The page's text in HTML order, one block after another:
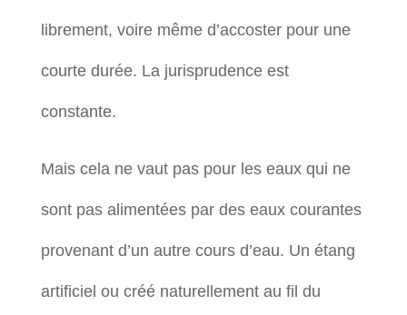
librement, voire même d’accoster pour une
courte durée. La jurisprudence est
constante.
Mais cela ne vaut pas pour les eaux qui ne
sont pas alimentées par des eaux courantes
provenant d’un autre cours d’eau. Un étang
artificiel ou créé naturellement au fil du